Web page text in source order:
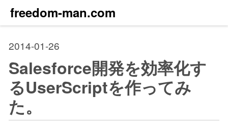
freedom-man.com
2014-01-26
Salesforce開発を効率化す
るUserScriptを作ってみ
た。